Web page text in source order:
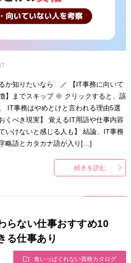
か知りたいなら ／ 【IT事務に向いて
】までスキップ ※ クリックすると、該
IT事務はやめとけと言われる理由5選
くべき現実】 覚えるIT用語や仕事内容
いけないと感じる人も】 結論、IT事務
略語とカタカナ語が入り[…]
続きを読む
らない仕事おすすめ10
る仕事あり
食いっぱぐれない資格カタログ